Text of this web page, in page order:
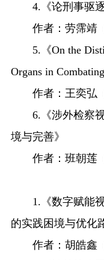
4.《论刑事驱逐
作者：劳霈靖（
5.《On the
Organs in
作者：王奕弘（
6.《涉外检察视
境与完善》
作者：班朝莲（
1.《数字赋能视
的实践困境与优化
作者：胡皓鑫（